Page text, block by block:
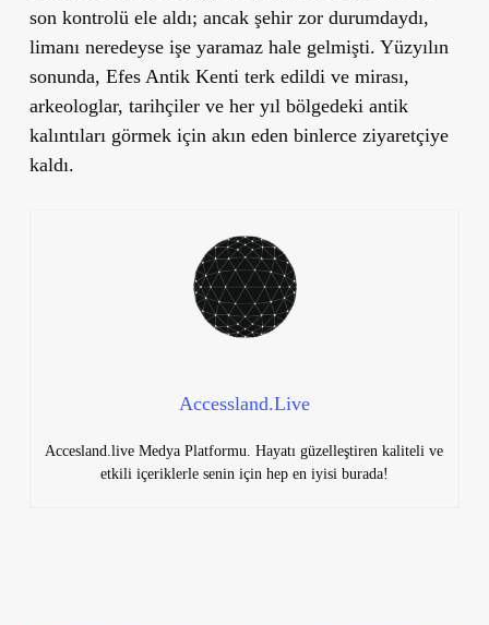
son kontrolü ele aldı; ancak şehir zor durumdaydı,
limanı neredeyse işe yaramaz hale gelmişti. Yüzyılın
sonunda, Efes Antik Kenti terk edildi ve mirası,
arkeologlar, tarihçiler ve her yıl bölgedeki antik
kalıntıları görmek için akın eden binlerce ziyaretçiye
kaldı.
Accessland.Live
Accesland.live Medya Platformu. Hayatı güzelleştiren kaliteli ve
etkili içeriklerle senin için hep en iyisi burada!